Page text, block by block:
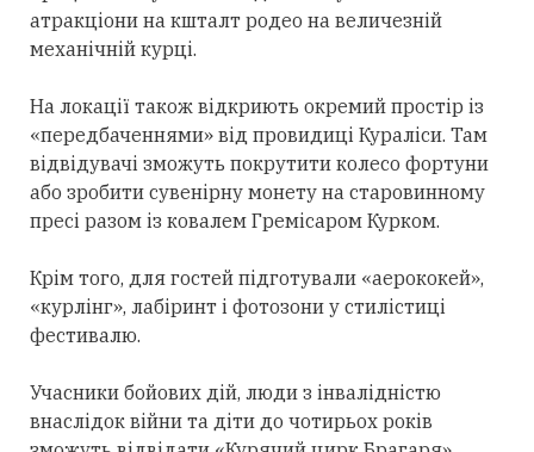
атракціони на кшталт родео на величезній
механічній курці.
На локації також відкриють окремий простір із
«передбаченнями» від провидиці Кураліси. Там
відвідувачі зможуть покрутити колесо фортуни
або зробити сувенірну монету на старовинному
пресі разом із ковалем Гремісаром Курком.
Крім того, для гостей підготували «аерококей»,
«курлінг», лабіринт і фотозони у стилістиці
фестивалю.
Учасники бойових дій, люди з інвалідністю
внаслідок війни та діти до чотирьох років